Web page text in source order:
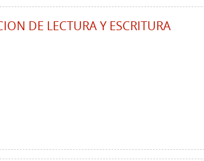
DE LECTURA Y ESCRITURA